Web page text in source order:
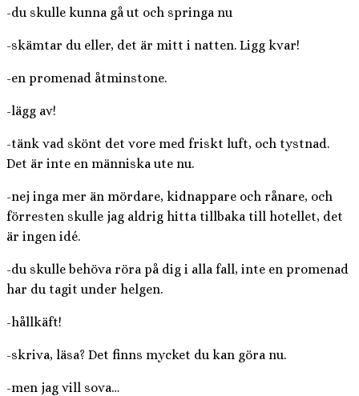
-du skulle kunna gå ut och springa nu
-skämtar du eller, det är mitt i natten. Ligg kvar!
-en promenad åtminstone.
-lägg av!
-tänk vad skönt det vore med friskt luft, och tystnad.
Det är inte en människa ute nu.
-nej inga mer än mördare, kidnappare och rånare, och
förresten skulle jag aldrig hitta tillbaka till hotellet, det
är ingen idé.
-du skulle behöva röra på dig i alla fall, inte en promenad
har du tagit under helgen.
-hållkäft!
-skriva, läsa? Det finns mycket du kan göra nu.
-men jag vill sova…